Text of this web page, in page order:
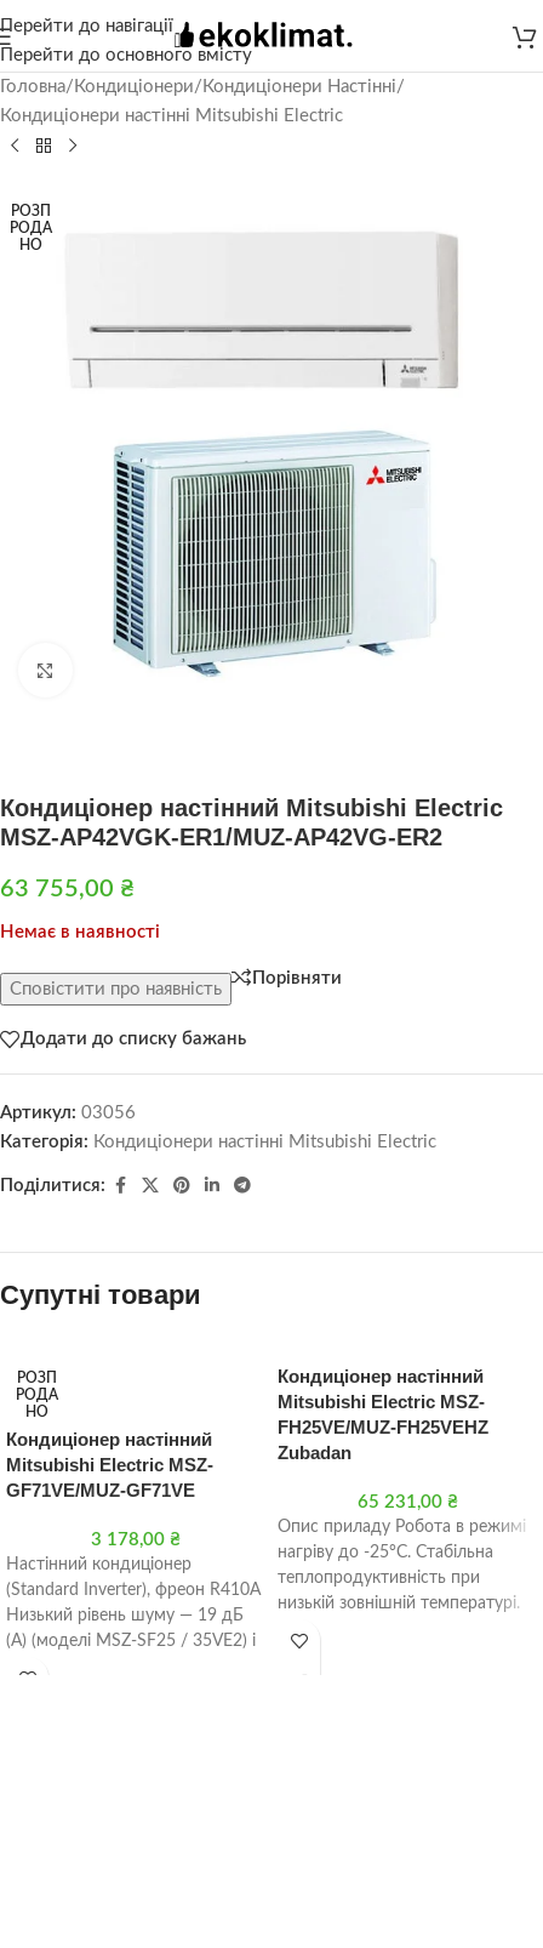
Перейти до навігації
Перейти до основного вмісту
Головна/ Кондиціонери/ Кондиціонери Настінні/
Кондиціонери настінні Mitsubishi Electric
РОЗП
РОДА
НО
Натисніть, щоб збільшити
Кондиціонер настінний Mitsubishi Electric
MSZ-AP42VGK-ER1/MUZ-AP42VG-ER2
63 755,00 ₴
Немає в наявності
Сповістити про наявність
Порівняти
Додати до списку бажань
Артикул: 03056
Категорія: Кондиціонери настінні Mitsubishi Electric
Поділитися:
Супутні товари
РОЗП
РОДА
НО
Кондиціонер настінний
Mitsubishi Electric MSZ-
GF71VE/MUZ-GF71VE
3 178,00 ₴
Настінний кондиціонер
(Standard Inverter), фреон R410A
Низький рівень шуму — 19 дБ
(А) (моделі MSZ-SF25 / 35VE2) і
Кондиціонер настінний
Mitsubishi Electric MSZ-
FH25VE/MUZ-FH25VEHZ
Zubadan
65 231,00 ₴
Опис приладу Робота в режимі
нагріву до -25°С. Стабільна
теплопродуктивність при
низькій зовнішній температурі.
піддону зовнішнього блоку.